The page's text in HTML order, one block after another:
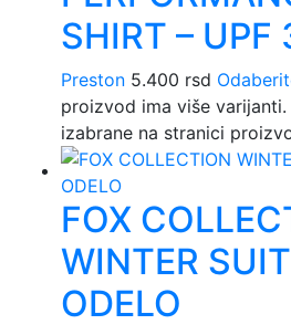
SHIRT – UPF
Preston 5.400 rsd
proizvod ima više
izabrane na stranici
FOX
WINTER
ODELO